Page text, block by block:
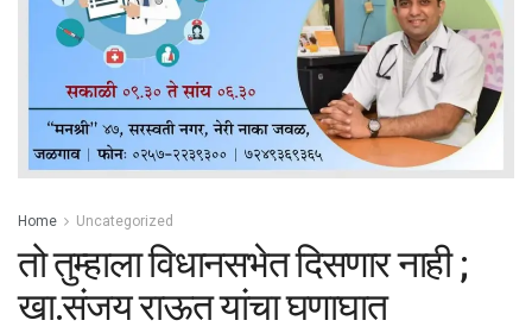
Home Uncategorized
तो तुम्हाला विधानसभेत दिसणार नाही ;
खा.संजय राऊत यांचा घणाघात